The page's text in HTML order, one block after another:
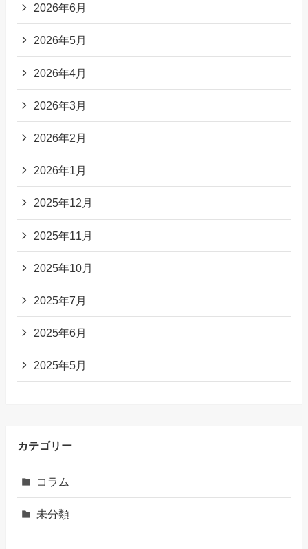
2026年6月
2026年5月
2026年4月
2026年3月
2026年2月
2026年1月
2025年12月
2025年11月
2025年10月
2025年7月
2025年6月
2025年5月
カテゴリー
コラム
未分類